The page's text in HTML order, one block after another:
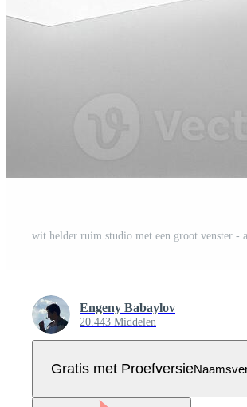
Engeny Babaylov
20.443 Middelen
Gratis met Proefversie